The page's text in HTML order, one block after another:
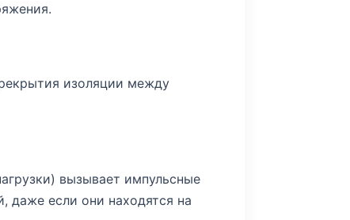
изоляции между
вызывает импульсные
даже если они находятся на